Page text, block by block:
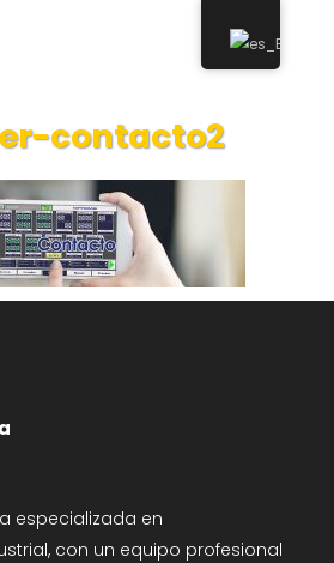
contacto2
especializada en
con un equipo profesional